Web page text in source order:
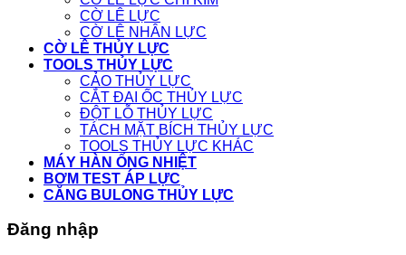
CỜ LÊ LỰC
CỜ LÊ NHÂN LỰC
CỜ LÊ THỦY LỰC
TOOLS THỦY LỰC
CẢO THỦY LỰC
CẮT ĐAI ỐC THỦY LỰC
ĐỘT LỖ THỦY LỰC
TÁCH MẶT BÍCH THỦY LỰC
TOOLS THỦY LỰC KHÁC
MÁY HÀN ỐNG NHIỆT
BƠM TEST ÁP LỰC
CĂNG BULONG THỦY LỰC
Đăng nhập